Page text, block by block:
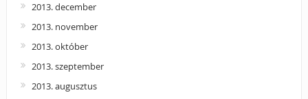
2013. december
2013. november
2013. október
2013. szeptember
2013. augusztus